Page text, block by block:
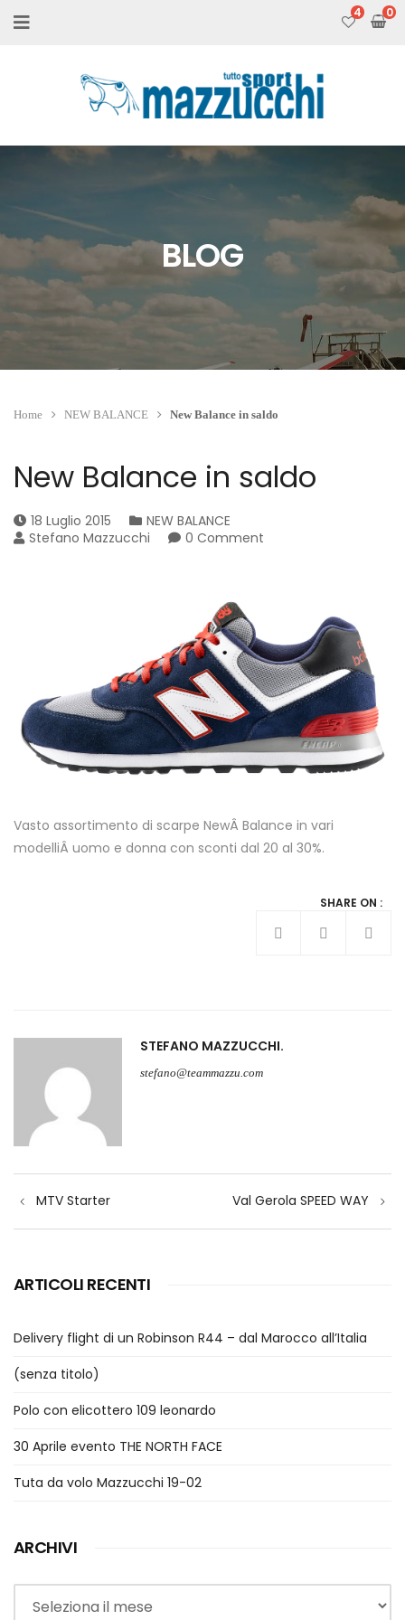
4
BLOG
Home NEW BALANCE New Balance in saldo
New Balance in saldo
18 Luglio 2015
NEW BALANCE
Stefano Mazzucchi
0 Comment
Vasto assortimento di scarpe NewÂ Balance in vari
modelliÂ uomo e donna con sconti dal 20 al 30%.
SHARE ON :
STEFANO MAZZUCCHI
stefano@teammazzu.com
articoli
MTV Starter Val Gerola SPEED WAY
ARTICOLI RECENTI
Delivery flight di un Robinson R44 – dal Marocco all’Italia
(senza titolo)
Polo con elicottero 109 leonardo
30 Aprile evento THE NORTH FACE
Tuta da volo Mazzucchi 19-02
ARCHIVI
Archivi